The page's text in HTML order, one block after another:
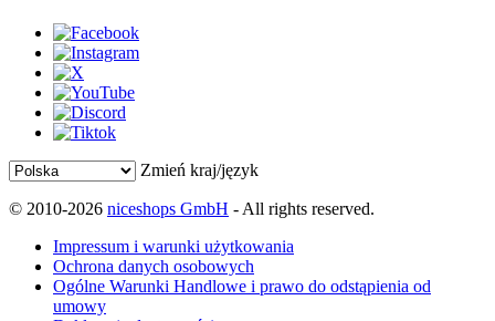
Zmień kraj/język
© 2010-2026 niceshops GmbH - All rights reserved.
Impressum i warunki użytkowania
Ochrona danych osobowych
Ogólne Warunki Handlowe i prawo do odstąpienia od
umowy